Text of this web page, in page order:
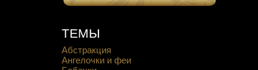
ТЕМЫ
Абстракция
Ангелочки и феи